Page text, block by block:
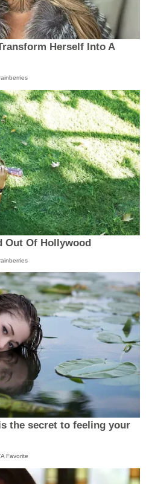
Herself Into A
Out Of Hollywood
the secret to feeling your
Favorite